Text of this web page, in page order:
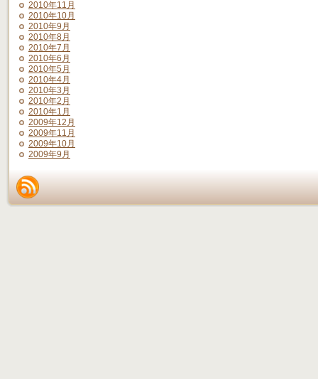
2010年11月
2010年10月
2010年9月
2010年8月
2010年7月
2010年6月
2010年5月
2010年4月
2010年3月
2010年2月
2010年1月
2009年12月
2009年11月
2009年10月
2009年9月